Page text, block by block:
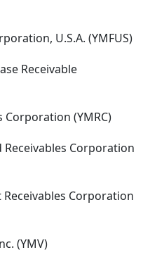
U.S.A. (YMFUS)
Receivable
Corporation (YMRC)
Corporation
Corporation
(YMV)